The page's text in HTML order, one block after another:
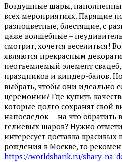
Воздушные шары,
всех мероприятиях. Парящие
разноцветные, блестящие, с
даже волшебные –
смотрит, хочется веселиться!
являются прекрасным
неотъемлемый элемент
праздников и киндер-балов.
выбрать, чтобы они идеально
церемонии? Где купить
которые долго сохранят свой
напоследок — на что
гелиевых шаров? Нужно
интересует доставка
рождения в Москве, то
https://worldsharik.ru/shary-na-